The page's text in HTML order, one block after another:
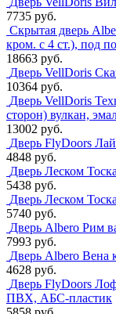
7735 руб.
Скрытая дверь
кром. с 4 ст.), под
18663 руб.
Дверь VellDoris
10364 руб.
Дверь VellDoris
сторон) вулкан,
13002 руб.
Дверь FlyDoors
4848 руб.
Дверь Леском
5438 руб.
Дверь Леском
5740 руб.
Дверь Albero Рим
7993 руб.
Дверь Albero Вена
4628 руб.
Дверь FlyDoors
ПВХ, АБС-пластик